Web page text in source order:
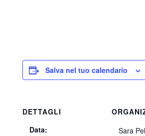
Salva nel tuo calendario
DETTAGLI
Data:
Sara